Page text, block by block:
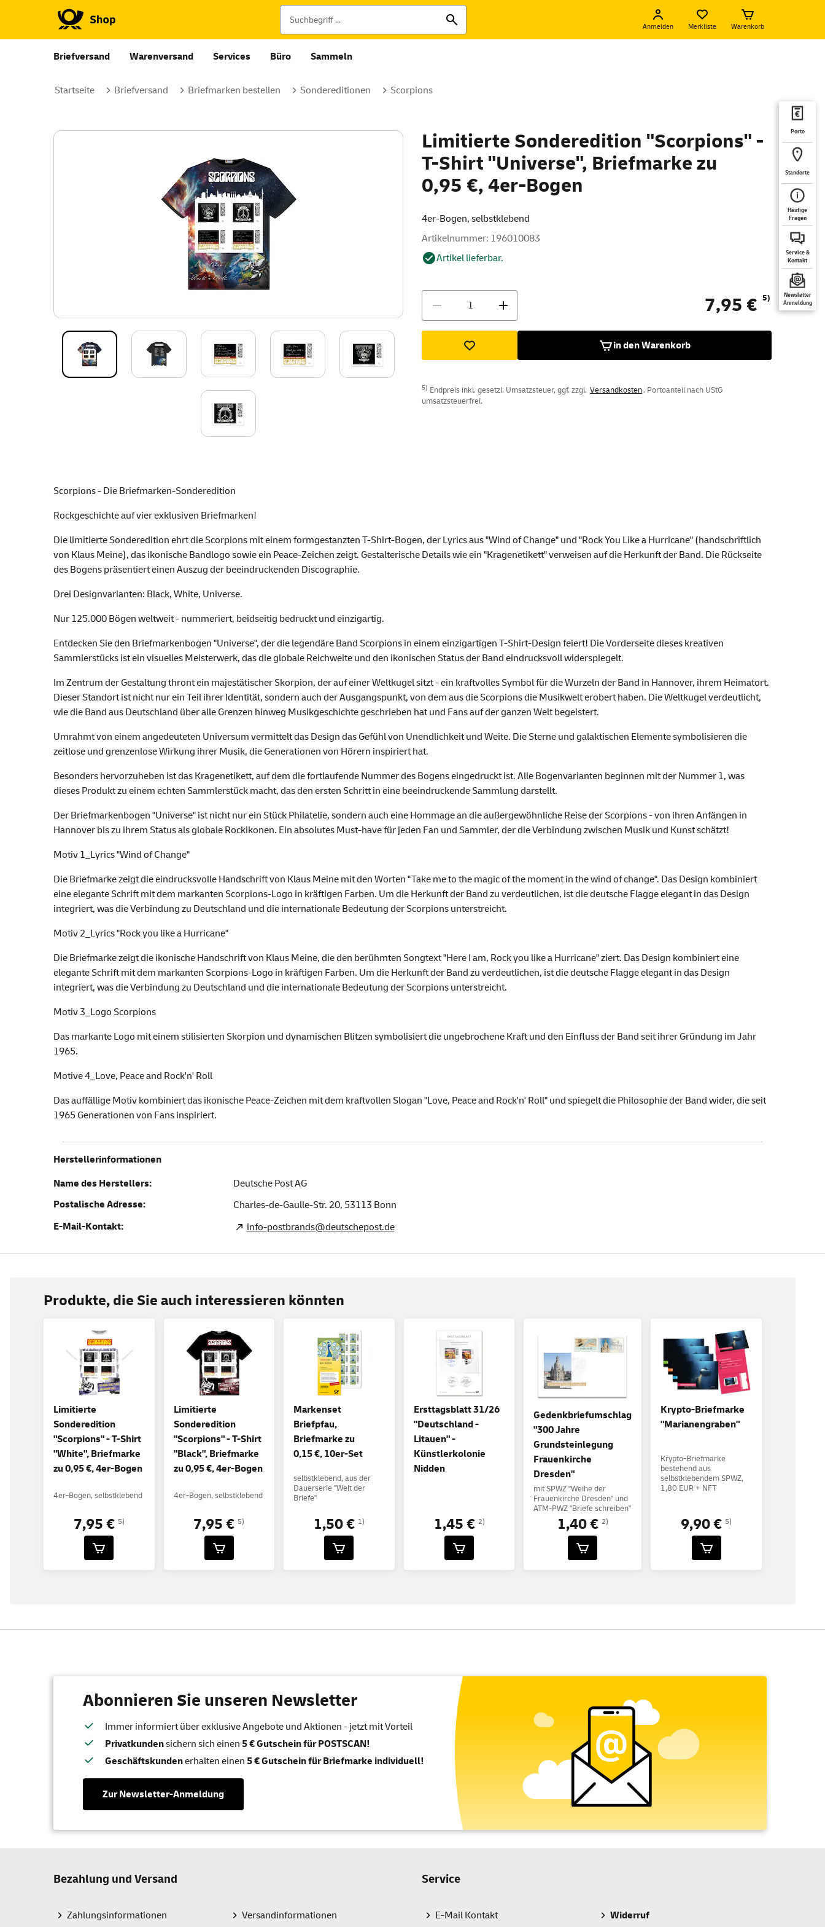
Anmelden Merkliste Warenkorb
Briefversand Warenversand Services Büro Sammeln
Porto
Standorte
Häufige
Fragen
Service &
Kontakt
Newsletter
Anmeldung
Startseite Briefversand Briefmarken bestellen Sondereditionen Scorpions
Limitierte Sonderedition "Scorpions" -
T-Shirt "Universe", Briefmarke zu
0,95 €, 4er-Bogen
4er-Bogen, selbstklebend
Artikelnummer: 196010083
Artikel lieferbar.
7,95 € 5)
in den Warenkorb
5) Endpreis inkl. gesetzl. Umsatzsteuer, ggf. zzgl. Versandkosten. Portoanteil nach UStG
umsatzsteuerfrei.
Scorpions - Die Briefmarken-Sonderedition
Rockgeschichte auf vier exklusiven Briefmarken!
Die limitierte Sonderedition ehrt die Scorpions mit einem formgestanzten T-Shirt-Bogen, der Lyrics aus "Wind of Change" und "Rock You Like a Hurricane" (handschriftlich
von Klaus Meine), das ikonische Bandlogo sowie ein Peace-Zeichen zeigt. Gestalterische Details wie ein "Kragenetikett" verweisen auf die Herkunft der Band. Die Rückseite
des Bogens präsentiert einen Auszug der beeindruckenden Discographie.
Drei Designvarianten: Black, White, Universe.
Nur 125.000 Bögen weltweit - nummeriert, beidseitig bedruckt und einzigartig.
Entdecken Sie den Briefmarkenbogen "Universe", der die legendäre Band Scorpions in einem einzigartigen T-Shirt-Design feiert! Die Vorderseite dieses kreativen
Sammlerstücks ist ein visuelles Meisterwerk, das die globale Reichweite und den ikonischen Status der Band eindrucksvoll widerspiegelt.
Im Zentrum der Gestaltung thront ein majestätischer Skorpion, der auf einer Weltkugel sitzt - ein kraftvolles Symbol für die Wurzeln der Band in Hannover, ihrem Heimatort.
Dieser Standort ist nicht nur ein Teil ihrer Identität, sondern auch der Ausgangspunkt, von dem aus die Scorpions die Musikwelt erobert haben. Die Weltkugel verdeutlicht,
wie die Band aus Deutschland über alle Grenzen hinweg Musikgeschichte geschrieben hat und Fans auf der ganzen Welt begeistert.
Umrahmt von einem angedeuteten Universum vermittelt das Design das Gefühl von Unendlichkeit und Weite. Die Sterne und galaktischen Elemente symbolisieren die
zeitlose und grenzenlose Wirkung ihrer Musik, die Generationen von Hörern inspiriert hat.
Besonders hervorzuheben ist das Kragenetikett, auf dem die fortlaufende Nummer des Bogens eingedruckt ist. Alle Bogenvarianten beginnen mit der Nummer 1, was
dieses Produkt zu einem echten Sammlerstück macht, das den ersten Schritt in eine beeindruckende Sammlung darstellt.
Der Briefmarkenbogen "Universe" ist nicht nur ein Stück Philatelie, sondern auch eine Hommage an die außergewöhnliche Reise der Scorpions - von ihren Anfängen in
Hannover bis zu ihrem Status als globale Rockikonen. Ein absolutes Must-have für jeden Fan und Sammler, der die Verbindung zwischen Musik und Kunst schätzt!
Motiv 1_Lyrics "Wind of Change"
Die Briefmarke zeigt die eindrucksvolle Handschrift von Klaus Meine mit den Worten "Take me to the magic of the moment in the wind of change". Das Design kombiniert
eine elegante Schrift mit dem markanten Scorpions-Logo in kräftigen Farben. Um die Herkunft der Band zu verdeutlichen, ist die deutsche Flagge elegant in das Design
integriert, was die Verbindung zu Deutschland und die internationale Bedeutung der Scorpions unterstreicht.
Motiv 2_Lyrics "Rock you like a Hurricane"
Die Briefmarke zeigt die ikonische Handschrift von Klaus Meine, die den berühmten Songtext "Here I am, Rock you like a Hurricane" ziert. Das Design kombiniert eine
elegante Schrift mit dem markanten Scorpions-Logo in kräftigen Farben. Um die Herkunft der Band zu verdeutlichen, ist die deutsche Flagge elegant in das Design
integriert, was die Verbindung zu Deutschland und die internationale Bedeutung der Scorpions unterstreicht.
Motiv 3_Logo Scorpions
Das markante Logo mit einem stilisierten Skorpion und dynamischen Blitzen symbolisiert die ungebrochene Kraft und den Einfluss der Band seit ihrer Gründung im Jahr
1965.
Motive 4_Love, Peace and Rock'n' Roll
Das auffällige Motiv kombiniert das ikonische Peace-Zeichen mit dem kraftvollen Slogan "Love, Peace and Rock'n' Roll" und spiegelt die Philosophie der Band wider, die seit
1965 Generationen von Fans inspiriert.
Herstellerinformationen
Name des Herstellers:
Deutsche Post AG
Postalische Adresse:
Charles-de-Gaulle-Str. 20, 53113 Bonn
E-Mail-Kontakt:
info-postbrands@deutschepost.de
Produkte, die Sie auch interessieren könnten
Limitierte
Sonderedition
"Scorpions" - T-Shirt
"White", Briefmarke
zu 0,95 €, 4er-Bogen
4er-Bogen, selbstklebend
7,95 € 5)
Limitierte
Sonderedition
"Scorpions" - T-Shirt
"Black", Briefmarke
zu 0,95 €, 4er-Bogen
4er-Bogen, selbstklebend
7,95 € 5)
Markenset
Briefpfau,
Briefmarke zu
0,15 €, 10er-Set
selbstklebend, aus der
Dauerserie "Welt der
Briefe"
1,50 € 1)
Ersttagsblatt 31/26
"Deutschland -
Litauen" -
Künstlerkolonie
Nidden
1,45 € 2)
Gedenkbriefumschlag
"300 Jahre
Grundsteinlegung
Frauenkirche
Dresden"
mit SPWZ "Weihe der
Frauenkirche Dresden" und
ATM-PWZ "Briefe schreiben"
1,40 € 2)
Krypto-Briefmarke
"Marianengraben"
Krypto-Briefmarke
bestehend aus
selbstklebendem SPWZ,
1,80 EUR + NFT
9,90 € 5)
Abonnieren Sie unseren Newsletter
Immer informiert über exklusive Angebote und Aktionen - jetzt mit Vorteil
Privatkundensichern sich einen 5 € Gutschein für POSTSCAN!
Geschäftskundenerhalten einen 5 € Gutschein für Briefmarke individuell!
Zur Newsletter-Anmeldung
Bezahlung und Versand
Zahlungsinformationen Versandinformationen
Service
E-Mail Kontakt Widerruf